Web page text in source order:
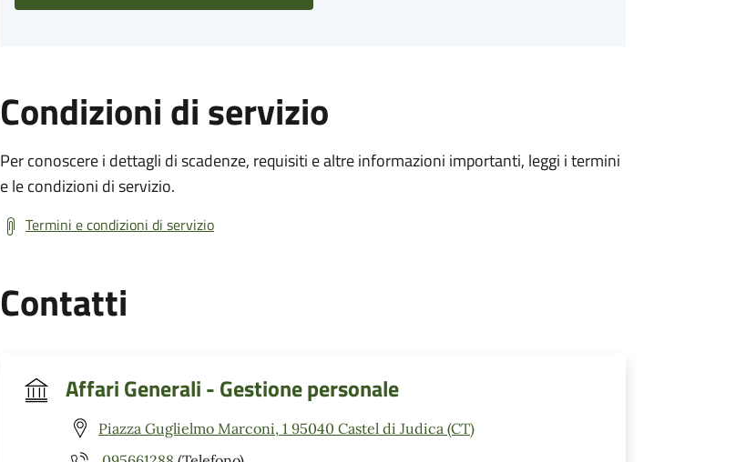
Condizioni di servizio
Per conoscere i dettagli di scadenze, requisiti e altre informazioni importanti, leggi i termini
e le condizioni di servizio.
Termini e condizioni di servizio
Contatti
Affari Generali - Gestione personale
Piazza Guglielmo Marconi, 1 95040 Castel di Judica (CT)